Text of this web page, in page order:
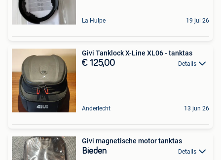
La Hulpe 19 jul 26
Givi Tanklock X-Line XL06 - tanktas
€ 125,00 Details
Anderlecht 13 jun 26
Givi magnetische motor tanktas
Bieden Details